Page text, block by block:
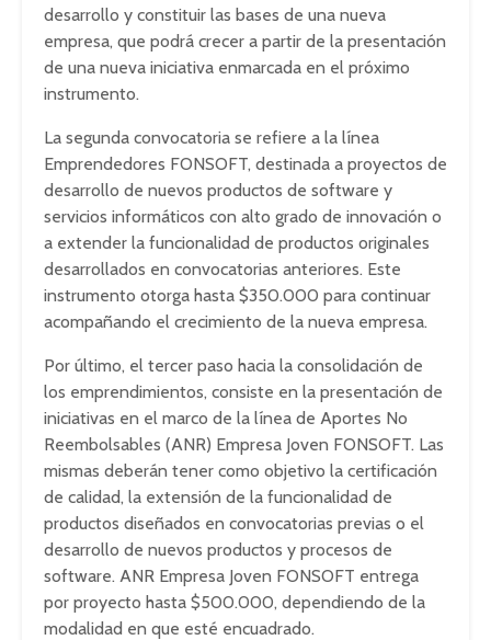
desarrollo y constituir las bases de una nueva
empresa, que podrá crecer a partir de la presentación
de una nueva iniciativa enmarcada en el próximo
instrumento.
La segunda convocatoria se refiere a la línea
Emprendedores FONSOFT, destinada a proyectos de
desarrollo de nuevos productos de software y
servicios informáticos con alto grado de innovación o
a extender la funcionalidad de productos originales
desarrollados en convocatorias anteriores. Este
instrumento otorga hasta $350.000 para continuar
acompañando el crecimiento de la nueva empresa.
Por último, el tercer paso hacia la consolidación de
los emprendimientos, consiste en la presentación de
iniciativas en el marco de la línea de Aportes No
Reembolsables (ANR) Empresa Joven FONSOFT. Las
mismas deberán tener como objetivo la certificación
de calidad, la extensión de la funcionalidad de
productos diseñados en convocatorias previas o el
desarrollo de nuevos productos y procesos de
software. ANR Empresa Joven FONSOFT entrega
por proyecto hasta $500.000, dependiendo de la
modalidad en que esté encuadrado.